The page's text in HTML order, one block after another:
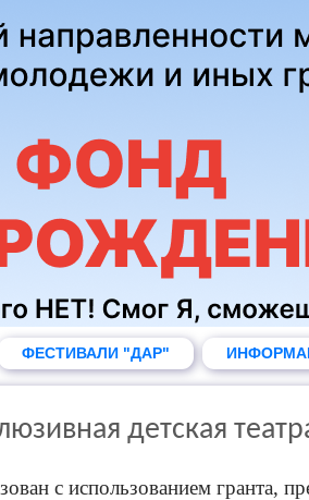
ФЕСТИВАЛИ "ДАР"
детская
с использованием гранта,